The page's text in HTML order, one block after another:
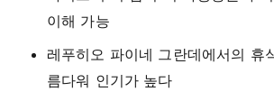
이해 가능
레푸히오 파이네 그란데에서의 휴
름다워 인기가 높다